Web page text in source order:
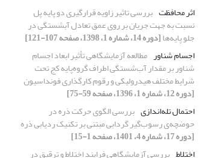
اثر محافظت بررسی تاثیر زاویه قرارگیری دو پایه پل
نسبت به جهت جریان بر روی عمق تعادل آبشستگی در
جلو پایه‌ها[دوره 14، شماره 1، 1398، صفحه 107-121]
اجسام شناور مطالعه آزمایشگاهی تأثیر ابعاد اجسام
شناور بر مقدار آب‌شستگی اطراف گروه‌پایه کج تحت
شرایط مختلف هیدرولیکی و رقوم کارگذاری فونداسیون
[دوره 12، شماره 1، 1396، صفحه 59-75]
احتمال تله‌اندازی بررسی الگوی حرکت ذره در
حوضچه‌ی رسوب‌گیر گردابی مبتنی بر تکنیک ردیابی ذره
[دوره 17، شماره 4، 1401، صفحه 1-15]
اختلاط بررسی آزمایشگاهی فرایند اختلاط و ترقیق در